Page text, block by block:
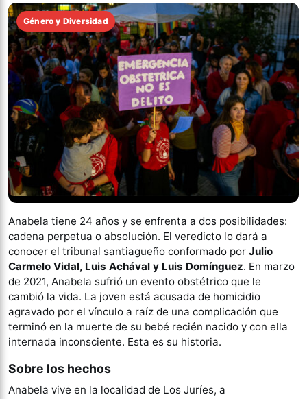
Género y Diversidad
Anabela tiene 24 años y se enfrenta a dos posibilidades:
cadena perpetua o absolución. El veredicto lo dará a
conocer el tribunal santiagueño conformado por Julio
Carmelo Vidal, Luis Achával y Luis Domínguez. En marzo
de 2021, Anabela sufrió un evento obstétrico que le
cambió la vida. La joven está acusada de homicidio
agravado por el vínculo a raíz de una complicación que
terminó en la muerte de su bebé recién nacido y con ella
internada inconsciente. Esta es su historia.
Sobre los hechos
Anabela vive en la localidad de Los Juríes, a